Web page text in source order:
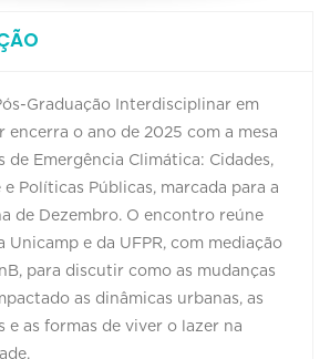
Graduação Interdisciplinar em
encerra o ano de 2025 com a mesa
de Emergência Climática: Cidades,
Políticas Públicas, marcada para a
de Dezembro. O encontro reúne
Unicamp e da UFPR, com mediação
para discutir como as mudanças
as dinâmicas urbanas, as
e as formas de viver o lazer na